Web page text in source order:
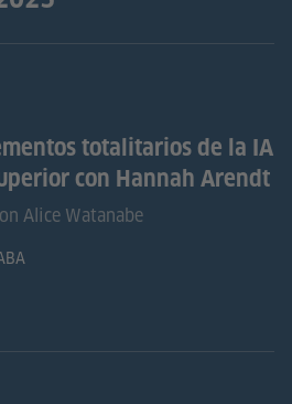
totalitarios de la IA
con Hannah Arendt
Alice Watanabe